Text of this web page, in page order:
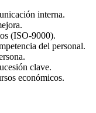
interna.
(ISO-9000).
del personal.
clave.
económicos.